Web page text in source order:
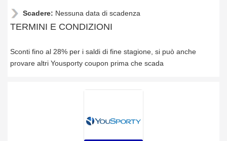
Scadere: Nessuna data di scadenza
TERMINI E CONDIZIONI
Sconti fino al 28% per i saldi di fine stagione, si può anche
provare altri Yousporty coupon prima che scada